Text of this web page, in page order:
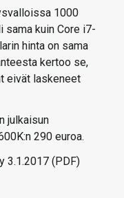
1000
sama kuin Core i7-
hinta on sama
kertoo se,
eivät laskeneet
julkaisun
290 euroa.
3.1.2017 (PDF)